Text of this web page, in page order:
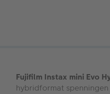
Fujifilm Instax mini Evo
hybridformat